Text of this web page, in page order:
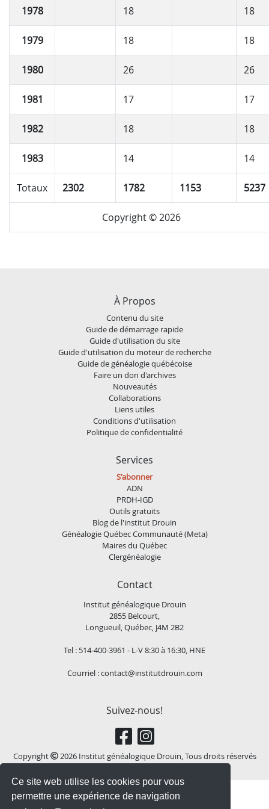
Ce site web utilise les cookies pour vous
permettre une expérience de navigation
1978 18 18
1979 18 18
1980 26 26
1981 17 17
1982 18 18
1983 14 14
Totaux 2302 1782 1153 5237
Copyright © 2026
À Propos
Contenu du site
Guide de démarrage rapide
Guide d'utilisation du site
Guide d'utilisation du moteur de recherche
Guide de généalogie québécoise
Faire un don d'archives
Nouveautés
Collaborations
Liens utiles
Conditions d'utilisation
Politique de confidentialité
Services
S'abonner
ADN
PRDH-IGD
Outils gratuits
Blog de l'institut Drouin
Généalogie Québec Communauté (Meta)
Maires du Québec
Clergénéalogie
Contact
Institut généalogique Drouin
2855 Belcourt,
Longueuil, Québec, J4M 2B2
Tel : 514-400-3961 - L-V 8:30 à 16:30, HNE
Courriel :contact@institutdrouin.com
Suivez-nous!
Copyright 2026 Institut généalogique Drouin, Tous droits réservés